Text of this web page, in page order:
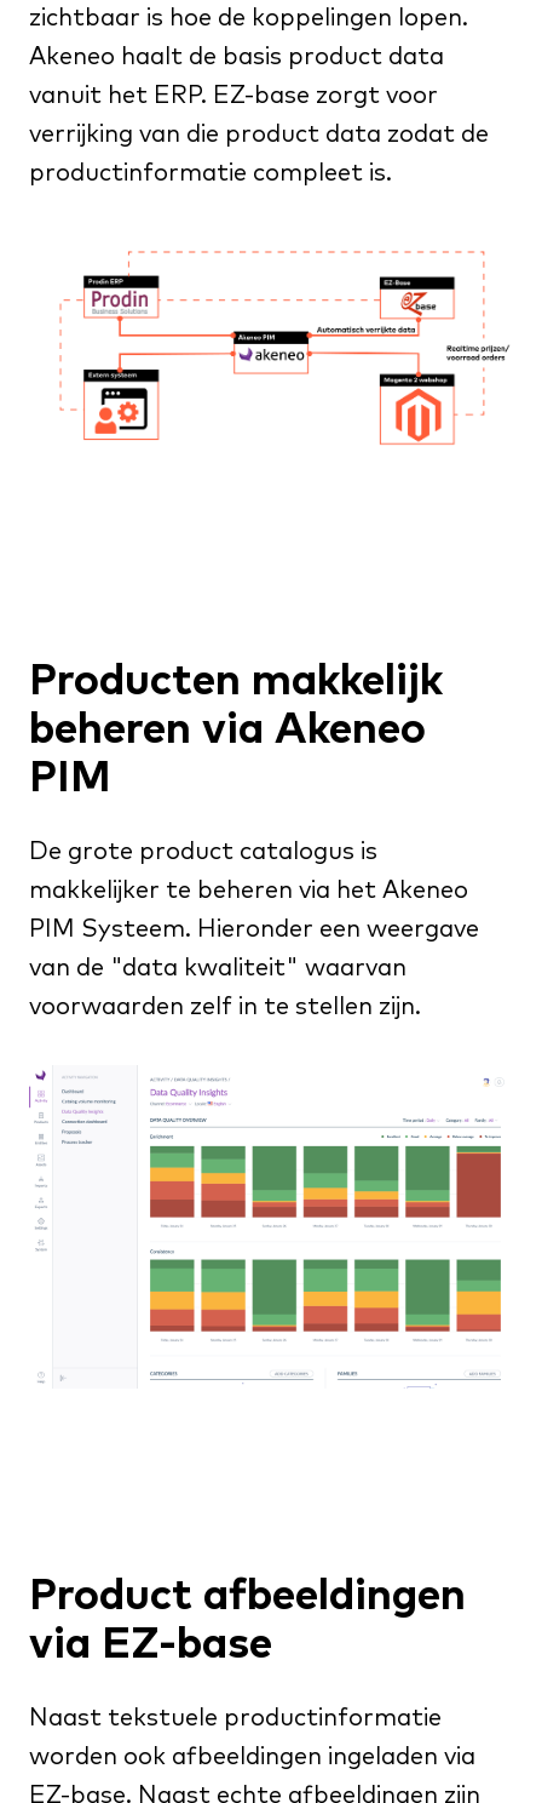
zichtbaar is hoe de koppelingen lopen.
Akeneo haalt de basis product data
vanuit het ERP. EZ-base zorgt voor
verrijking van die product data zodat de
productinformatie compleet is.
Producten makkelijk
beheren via Akeneo
PIM
De grote product catalogus is
makkelijker te beheren via het Akeneo
PIM Systeem. Hieronder een weergave
van de "data kwaliteit" waarvan
voorwaarden zelf in te stellen zijn.
Product afbeeldingen
via EZ-base
Naast tekstuele productinformatie
worden ook afbeeldingen ingeladen via
EZ-base. Naast echte afbeeldingen zijn